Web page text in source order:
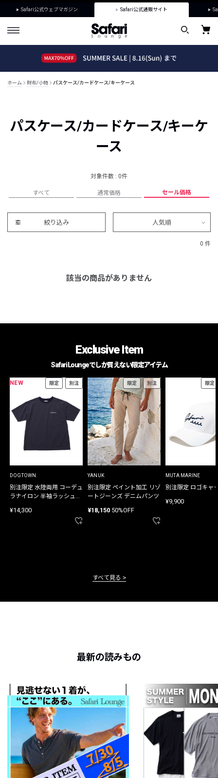
Safari公式ウェブマガジン Safari公式通販サイト
ホーム 財布/小物 パスケース/カードケース/キーケース
パスケース/カードケース/キーケ
ース
対象件数 : 0件
すべて 通常価格 セール価格
絞り込み 人気順
0 件
該当の商品がありません
Exclusive Item
Safari Loungeでしか買えない限定アイテム
NEW 限定 別注
DOGTOWN
別注限定 水陸両用 コーデュ
ラナイロン 半袖ラッシュガ
¥14,300
限定 別注
YANUK
別注限定 ペイント加工 リゾ
ートジーンズ デニムパンツ
¥18,150 50%OFF
限定
MUTA MARINE
別注限定 ロゴキャ
¥9,900
すべて見る
最新の読みもの